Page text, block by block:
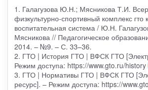
1. Галагузова Ю.Н.; Мясникова Т.И.
физкультурно-спортивный комплекс гто
воспитательная система / Ю.Н.
Мясникова // Педагогическое
2014. – №9. – С. 33–36.
2. ГТО | История ГТО | ВФСК ГТО
Режим доступа: https://www.gto.ru/history
3. ГТО | Нормативы ГТО | ВФСК ГТО
ресурс]. – Режим доступа: https://